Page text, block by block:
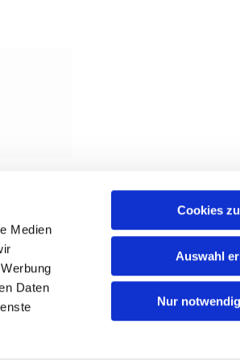
Medien
Daten
Cookies
Auswahl
Nur
0 pfarramt@sankt-otto.de